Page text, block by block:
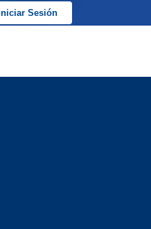
Iniciar Sesión